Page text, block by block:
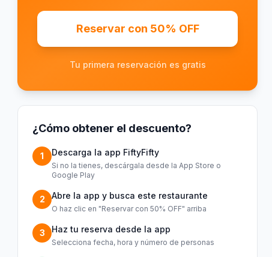
Reservar con 50% OFF
Tu primera reservación es gratis
¿Cómo obtener el descuento?
1 Descarga la app FiftyFifty
Si no la tienes, descárgala desde la App Store o
Google Play
2 Abre la app y busca este restaurante
O haz clic en "Reservar con 50% OFF" arriba
3 Haz tu reserva desde la app
Selecciona fecha, hora y número de personas